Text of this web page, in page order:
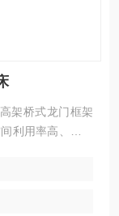
架桥式龙门框架
利用率高、加工
丝及五面复合加